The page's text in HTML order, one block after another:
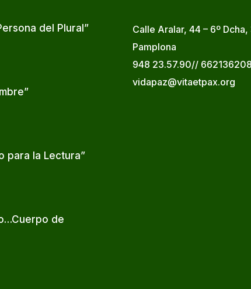
del Plural”
para la Lectura”
de
Calle Aralar, 44 – 6º
Pamplona
948 23.57.90// 662136208
vidapaz@vitaetpax.org